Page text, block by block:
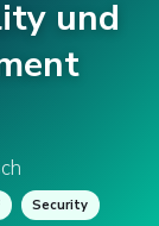
und
Security